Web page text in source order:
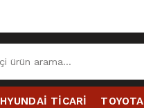
HYUNDAİ TİCARİ TOYOTA